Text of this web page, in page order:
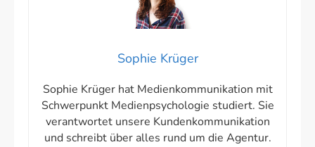
Sophie Krüger
Sophie Krüger hat Medienkommunikation mit
Schwerpunkt Medienpsychologie studiert. Sie
verantwortet unsere Kundenkommunikation
und schreibt über alles rund um die Agentur.